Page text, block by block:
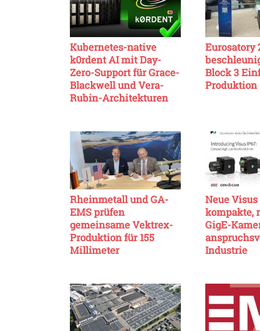
Kubernetes-native
k0rdent AI mit Day-
Zero-Support für Grace-
Blackwell und Vera-
Rubin-Architekturen
Eurosatory
Block 3
Produktion
Rheinmetall und GA-
EMS prüfen
gemeinsame Vektrex-
Produktion für 155
Millimeter
Neue
kompakte,
GigE-
Industrie